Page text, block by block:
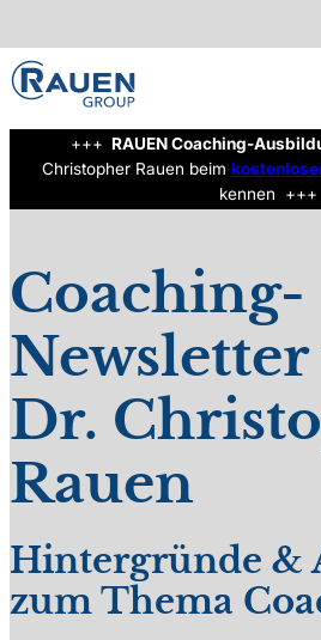
+++ RAUEN Coaching-
Christopher Rauen beim
kennen +++
Coaching-
Dr.
Rauen
Hintergründe &
zum Thema
©